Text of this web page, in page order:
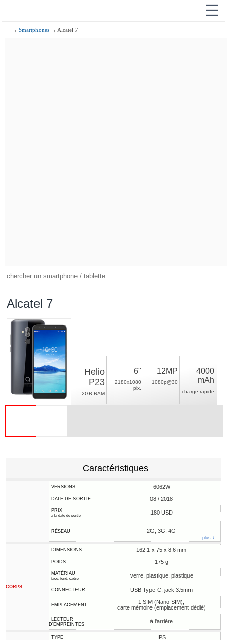
☰
→Smartphones → Alcatel 7
Alcatel 7
Helio
P23
2GB RAM
6"
2180x1080
pix.
12MP
1080p@30
4000
mAh
charge rapide
Caractéristiques
VERSIONS 6062W
DATE DE SORTIE 08 / 2018
PRIX
à la date de sortie 180 USD
RÉSEAU 2G, 3G, 4G
plus ↓
CORPS
DIMENSIONS 162.1 x 75 x 8.6 mm
POIDS 175 g
MATÉRIAU
face, fond, cadre verre, plastique, plastique
CONNECTEUR USB Type-C, jack 3.5mm
EMPLACEMENT
1 SIM (Nano-SIM),
carte mémoire (emplacement dédié)
LECTEUR
D'EMPREINTES
à l'arrière
TYPE IPS